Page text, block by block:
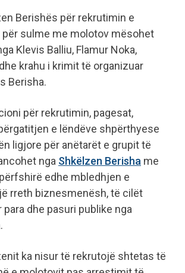
Berishës për rekrutimin e
sulme me molotov mësohet
Klevis Balliu, Flamur Noka,
krahu i krimit të organizuar
Berisha.
për rekrutimin, pagesat,
e lëndëve shpërthyese
ligjore për anëtarët e grupit të
nga Shkëlzen Berisha me
edhe mbledhjen e
rreth biznesmenësh, të cilët
para dhe pasuri publike nga
ka nisur të rekrutojë shtetas të